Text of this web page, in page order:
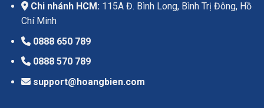
Chi nhánh HCM:115A Đ. Bình Long, Bình Trị Đông, Hồ
Chí Minh
0888 650 789
0888 570 789
support@hoangbien.com